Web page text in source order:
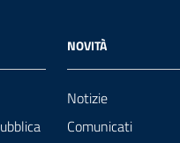
NOVITÀ
Notizie
Comunicati